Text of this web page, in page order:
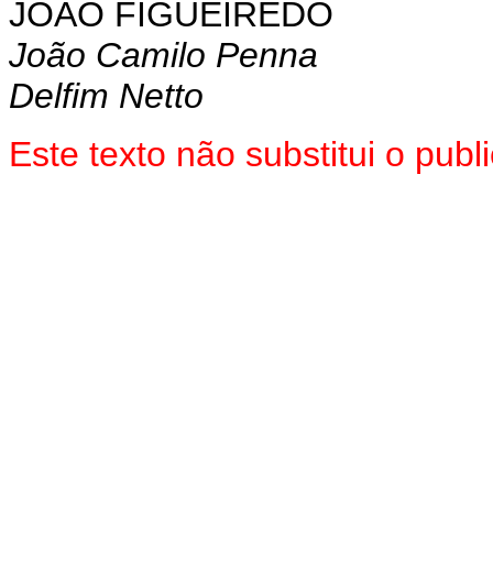
JOÃO FIGUEIREDO
João Camilo Penna
Delfim Netto
Este texto não substitui o